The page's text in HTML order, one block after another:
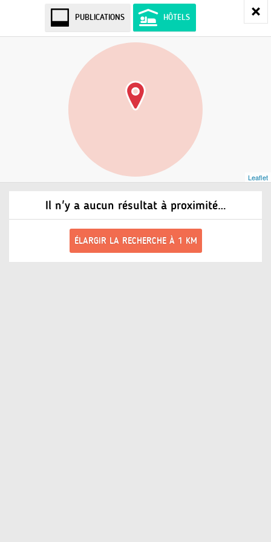
PUBLICATIONS HÔTELS
Il n'y a aucun résultat à proximité…
ÉLARGIR LA RECHERCHE À 1 KM
Leaflet